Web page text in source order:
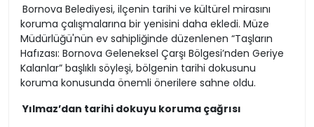
Bornova Belediyesi, ilçenin tarihi ve kültürel mirasını
koruma çalışmalarına bir yenisini daha ekledi. Müze
Müdürlüğü'nün ev sahipliğinde düzenlenen “Taşların
Hafızası: Bornova Geleneksel Çarşı Bölgesi’nden Geriye
Kalanlar” başlıklı söyleşi, bölgenin tarihi dokusunu
koruma konusunda önemli önerilere sahne oldu.
Yılmaz’dan tarihi dokuyu koruma çağrısı